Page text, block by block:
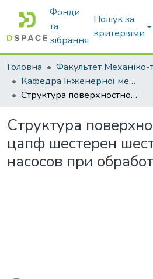
Фонди
та
зібрання
Пошук за
критеріями
Головна
Кафедра Інженерної механіки та комп'ютерного проектування
Структура поверхностного слоя цапф шестерен шестеренных насосов при обработке ФАБВО
Структура
цапф шестерен
насосов при